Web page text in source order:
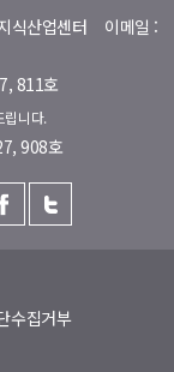
식산업센터 이메일 :
811호
립니다.
908호
수집거부